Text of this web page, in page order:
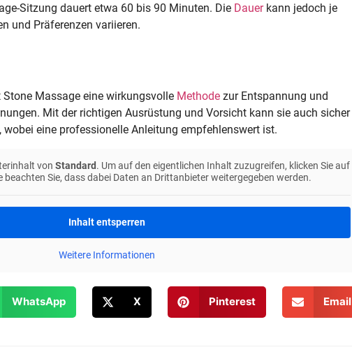
Sitzung dauert etwa 60 bis 90 Minuten. Die Dauerkann jedoch je
und Präferenzen variieren.
Massage eine wirkungsvolle Methode zur Entspannung und
Mit der richtigen Ausrüstung und Vorsicht kann sie auch sicher
wobei eine professionelle Anleitung empfehlenswert ist.
vonStandard. Um auf den eigentlichen Inhalt zuzugreifen, klicken Sie auf
Sie, dass dabei Daten an Drittanbieter weitergegeben werden.
Inhalt entsperren
Weitere Informationen
WhatsApp X Pinterest Email